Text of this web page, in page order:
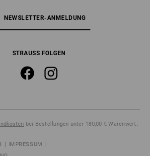
NEWSLETTER-ANMELDUNG
STRAUSS FOLGEN
bei Bestellungen unter 180,00 € Warenwert.
IMPRESSUM